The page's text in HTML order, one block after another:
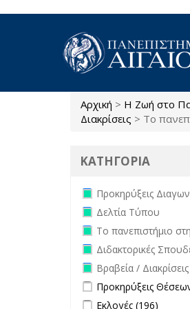
Είστε εδώ
Αρχική > Η Ζωή στο
Διακρίσεις > Το
ΚΑΤΗΓΟΡΙΑ
Remove Προκηρύξεις
filter
Προκηρύξεις
Remove Δελτία
Δελτία Τύπου
Remove Το
επικαιρότητα filter
Το πανεπιστήμιο
Remove
Διδακτορικές
Remove Βραβεία /
Βραβεία / Διακρίσεις
Apply Προκηρύξεις
Προκηρύξεις
Apply Εκλογές filter
Εκλογές (196)